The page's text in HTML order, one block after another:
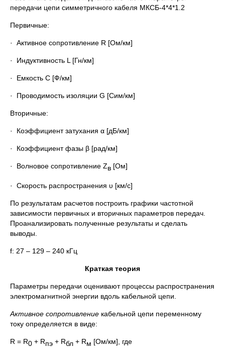
передачи цепи симметричного кабеля МКСБ-4*4*1.2
Первичные:
· Активное сопротивление R [Ом/км]
· Индуктивность L [Гн/км]
· Емкость C [Ф/км]
· Проводимость изоляции G [Сим/км]
Вторичные:
· Коэффициент затухания α [дБ/км]
· Коэффициент фазы β [рад/км]
· Волновое сопротивление Zв [Ом]
· Скорость распространения υ [км/с]
По результатам расчетов построить графики частотной
зависимости первичных и вторичных параметров передач.
Проанализировать полученные результаты и сделать
выводы.
f: 27 – 129 – 240 кГц
Краткая теория
Параметры передачи оценивают процессы распространения
электромагнитной энергии вдоль кабельной цепи.
Активное сопротивление кабельной цепи переменному
току определяется в виде:
R = R0 + Rпэ + Rбл + Rм [Ом/км], где